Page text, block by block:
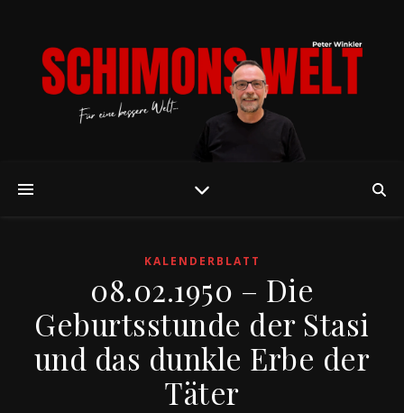
KALENDERBLATT
08.02.1950 – Die
Geburtsstunde der Stasi
und das dunkle Erbe der
Täter